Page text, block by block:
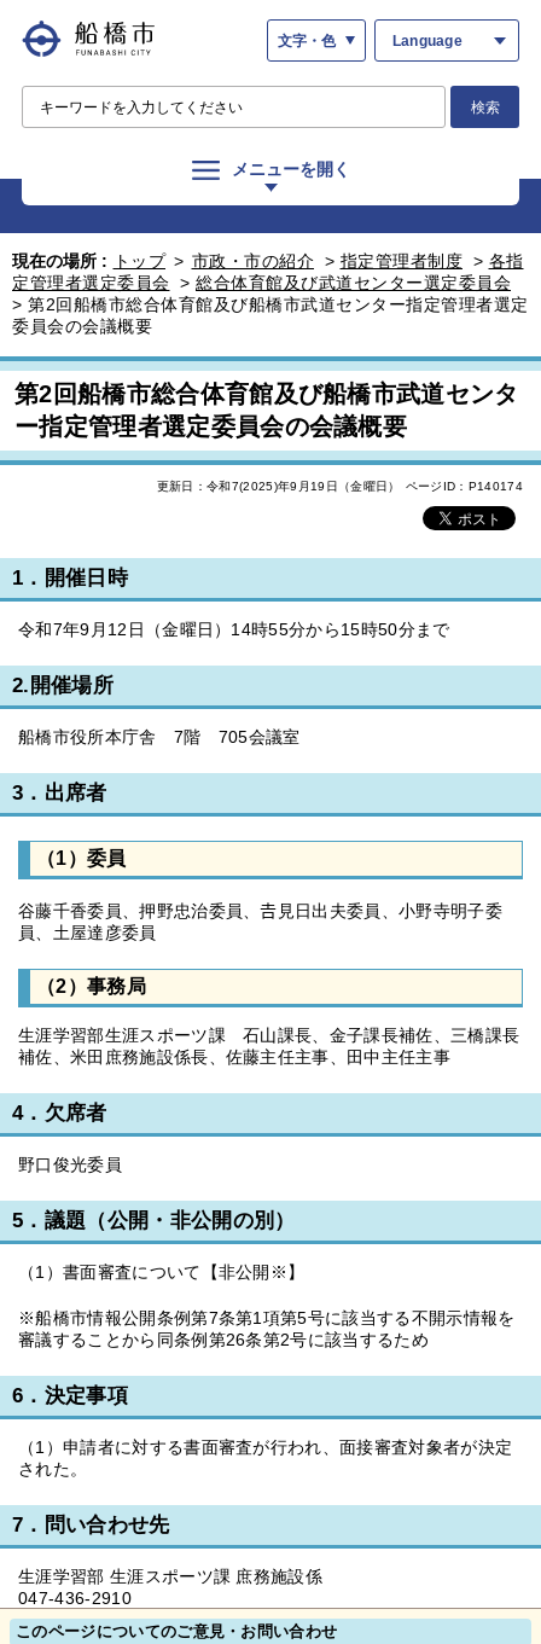
文字・色 Language
検索
メニューを開く
現在の場所 : トップ > 市政・市の紹介 > 指定管理者制度 > 各指
定管理者選定委員会 > 総合体育館及び武道センター選定委員会
> 第2回船橋市総合体育館及び船橋市武道センター指定管理者選定
委員会の会議概要
第2回船橋市総合体育館及び船橋市武道センタ
ー指定管理者選定委員会の会議概要
更新日：令和7(2025)年9月19日（金曜日） ページID：P140174
1．開催日時
令和7年9月12日（金曜日）14時55分から15時50分まで
2.開催場所
船橋市役所本庁舎 7階 705会議室
3．出席者
（1）委員
谷藤千香委員、押野忠治委員、𠮷見日出夫委員、小野寺明子委
員、土屋達彦委員
（2）事務局
生涯学習部生涯スポーツ課 石山課長、金子課長補佐、三橋課長
補佐、米田庶務施設係長、佐藤主任主事、田中主任主事
4．欠席者
野口俊光委員
5．議題（公開・非公開の別）
（1）書面審査について【非公開※】
※船橋市情報公開条例第7条第1項第5号に該当する不開示情報を
審議することから同条例第26条第2号に該当するため
6．決定事項
（1）申請者に対する書面審査が行われ、面接審査対象者が決定
された。
7．問い合わせ先
生涯学習部 生涯スポーツ課 庶務施設係
047-436-2910
このページについてのご意見・お問い合わせ